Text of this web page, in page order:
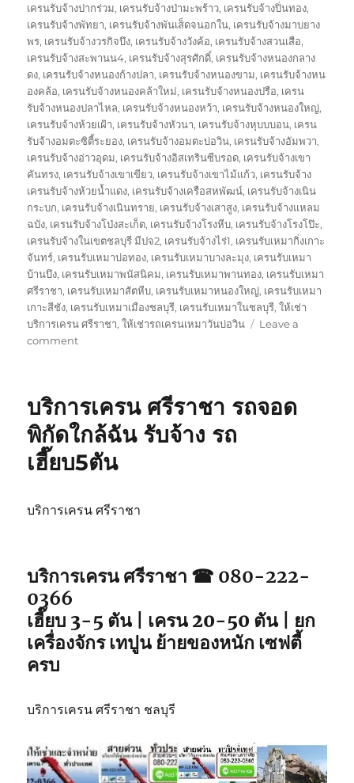
เครนรับจ้างปากร่วม, เครนรับจ้างป่ามะพร้าว, เครนรับจ้างปิ่นทอง,
เครนรับจ้างพัทยา, เครนรับจ้างพันเส็ดจนอกใน, เครนรับจ้างมาบยาง
พร, เครนรับจ้างวรกิจบึง, เครนรับจ้างวังค้อ, เครนรับจ้างสวนเสือ,
เครนรับจ้างสะพานน4, เครนรับจ้างสุรศักดิ์, เครนรับจ้างหนองกลาง
ดง, เครนรับจ้างหนองก้างปลา, เครนรับจ้างหนองขาม, เครนรับจ้างหน
องคล้อ, เครนรับจ้างหนองคล้าใหม่, เครนรับจ้างหนองปรือ, เครน
รับจ้างหนองปลาไหล, เครนรับจ้างหนองหว้า, เครนรับจ้างหนองใหญ่,
เครนรับจ้างห้วยเฝ้า, เครนรับจ้างหัวนา, เครนรับจ้างหุบบบอน, เครน
รับจ้างอมตะซิตี้ระยอง, เครนรับจ้างอมตะบ่อวิน, เครนรับจ้างอัมพวา,
เครนรับจ้างอ่าวอุดม, เครนรับจ้างอิสเทรินซีบรอด, เครนรับจ้างเขา
คันทรง, เครนรับจ้างเขาเขียว, เครนรับจ้างเขาไม้แก้ว, เครนรับจ้าง
เครนรับจ้างห้วยน้ำแดง, เครนรับจ้างเครือสหพัฒน์, เครนรับจ้างเนิน
กระบก, เครนรับจ้างเนินทราย, เครนรับจ้างเสาสูง, เครนรับจ้างแหลม
ฉบัง, เครนรับจ้างโป่งสะเก็ต, เครนรับจ้างโรงหีบ, เครนรับจ้างโรงโป๊ะ,
เครนรับจ้างในเขตชลบุรี มีปจ2, เครนรับจ้างไร่1, เครนรับเหมากิ่งเกาะ
จันทร์, เครนรับเหมาบ่อทอง, เครนรับเหมาบางละมุง, เครนรับเหมา
บ้านบึง, เครนรับเหมาพนัสนิคม, เครนรับเหมาพานทอง, เครนรับเหมา
ศรีราชา, เครนรับเหมาสัตหีบ, เครนรับเหมาหนองใหญ่, เครนรับเหมา
เกาะสีชัง, เครนรับเหมาเมืองชลบุรี, เครนรับเหมาในชลบุรี,ให้เช่า
บริการเครน ศรีราชา,ให้เช่ารถเครนเหมาวันบ่อวิน
Leave a
commenton
เครน
บ่อ
วิน
ศรีราชา
เหมา
รถ
คุณ
บริการเครน ศรีราชา รถจอด
พิกัดใกล้ฉัน รับจ้าง รถ
เฮี๊ยบ5ตัน
บริการเครน ศรีราชา
บริการเครน ศรีราชา ☎ 080-222-
0366
เฮี๊ยบ 3-5 ตัน | เครน 20-50 ตัน | ยก
เครื่องจักร เทปูน ย้ายของหนัก เซฟตี้
ครบ
บริการเครน ศรีราชา ชลบุรี